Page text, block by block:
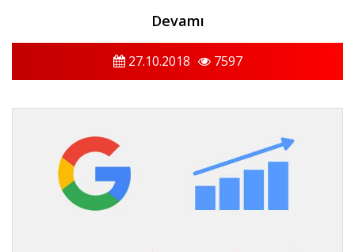
Devamı
27.10.2018 7597